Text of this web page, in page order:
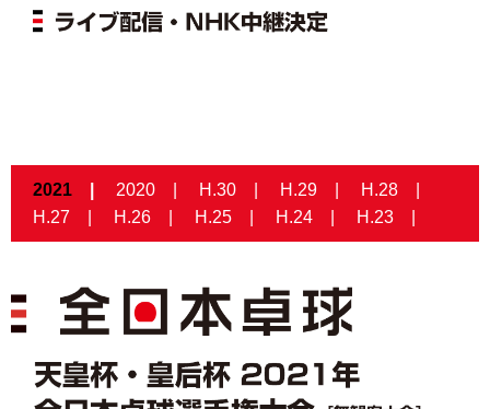
2021 2020 H.30 H.29
H.28
H.27
H.26 H.25 H.24 H.23